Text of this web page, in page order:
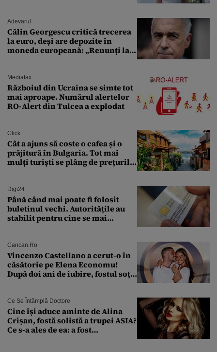
Adevarul
Călin Georgescu critică trecerea
la euro, deși are depozite în
moneda europeană: „Renunți la
Mediafax
Războiul din Ucraina se simte tot
mai aproape. Numărul alertelor
RO-Alert din Tulcea a explodat
Click
Cât a ajuns să coste o cafea și o
prăjitură în Bulgaria. Tot mai
mulți turiști se plâng de prețurile
Digi24
Până când mai poate fi folosit
buletinul vechi. Autoritățile au
stabilit pentru cine se mai
Cancan.ro
Vincenzo Castellano a cerut-o în
căsătorie pe Elena Economu!
După doi ani de iubire, fostul soț
Ce Se Întâmplă Doctore
Cine își aduce aminte de Alina
Crișan, fostă solistă a trupei ASIA?
Ce s-a ales de ea: a fost